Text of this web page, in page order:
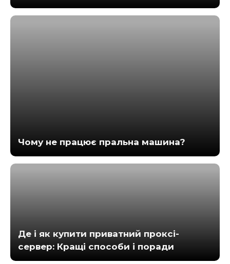
Чому не працює пральна машина?
Де і як купити приватний проксі-
сервер: Кращі способи і поради